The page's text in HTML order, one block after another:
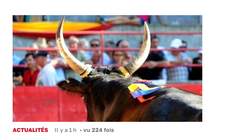
ACTUALITÉS Il y a 1 h • vu 224 fois